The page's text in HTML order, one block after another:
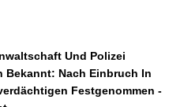
Und Polizei
Bekannt: Nach Einbruch In
Festgenommen -